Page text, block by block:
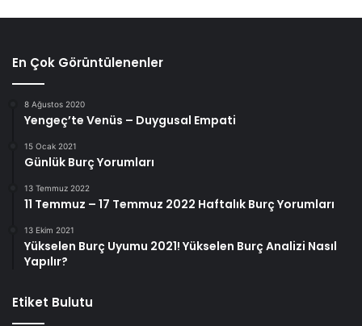
En Çok Görüntülenenler
8 Ağustos 2020
Yengeç’te Venüs – Duygusal Empati
15 Ocak 2021
Günlük Burç Yorumları
13 Temmuz 2022
11 Temmuz – 17 Temmuz 2022 Haftalık Burç Yorumları
13 Ekim 2021
Yükselen Burç Uyumu 2021! Yükselen Burç Analizi Nasıl
Yapılır?
Etiket Bulutu